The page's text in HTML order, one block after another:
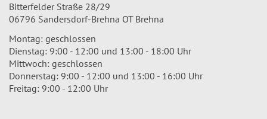
Bitterfelder Straße 28/29
06796 Sandersdorf-Brehna OT Brehna
Montag: geschlossen
Dienstag: 9:00 - 12:00 und 13:00 - 18:00 Uhr
Mittwoch: geschlossen
Donnerstag: 9:00 - 12:00 und 13:00 - 16:00 Uhr
Freitag: 9:00 - 12:00 Uhr